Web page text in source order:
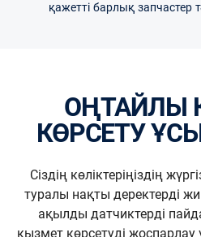
қажетті барлық запчастер
ОҢТАЙЛЫ ҚЫЗМЕТ
КӨРСЕТУ
Сіздің көліктеріңіздің
туралы нақты деректерді
ақылды датчиктерді
қызмет көрсетуді жоспарлау